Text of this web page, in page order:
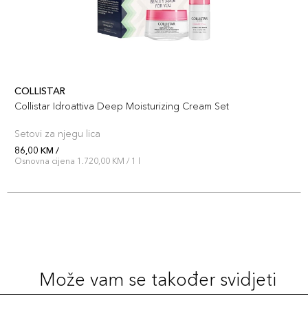
COLLISTAR
Collistar Idroattiva Deep Moisturizing Cream Set
Setovi za njegu lica
86,00 KM /
Osnovna cijena 1.720,00 KM / 1 l
Može vam se također svidjeti